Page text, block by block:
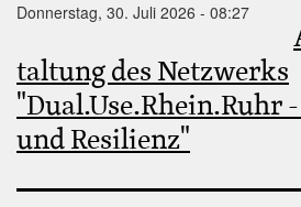
Donnerstag, 30. Juli 2026 - 08:27
taltung des Netzwerks
"Dual.Use.Rhein.Ruhr
und Resilienz"